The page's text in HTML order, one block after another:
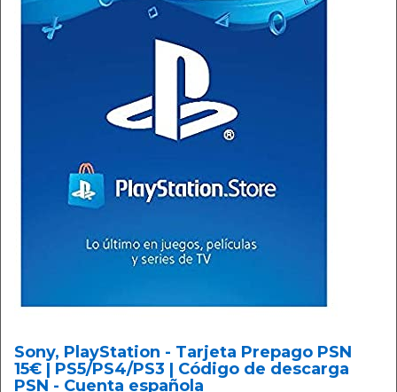
Sony, PlayStation - Tarjeta Prepago PSN
15€ | PS5/PS4/PS3 | Código de descarga
PSN - Cuenta española